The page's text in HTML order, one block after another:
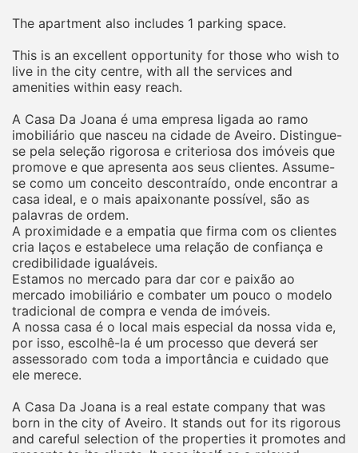
The apartment also includes 1 parking space.
This is an excellent opportunity for those who wish to
live in the city centre, with all the services and
amenities within easy reach.
A Casa Da Joana é uma empresa ligada ao ramo
imobiliário que nasceu na cidade de Aveiro. Distingue-
se pela seleção rigorosa e criteriosa dos imóveis que
promove e que apresenta aos seus clientes. Assume-
se como um conceito descontraído, onde encontrar a
casa ideal, e o mais apaixonante possível, são as
palavras de ordem.
A proximidade e a empatia que firma com os clientes
cria laços e estabelece uma relação de confiança e
credibilidade igualáveis.
Estamos no mercado para dar cor e paixão ao
mercado imobiliário e combater um pouco o modelo
tradicional de compra e venda de imóveis.
A nossa casa é o local mais especial da nossa vida e,
por isso, escolhê-la é um processo que deverá ser
assessorado com toda a importância e cuidado que
ele merece.
A Casa Da Joana is a real estate company that was
born in the city of Aveiro. It stands out for its rigorous
and careful selection of the properties it promotes and